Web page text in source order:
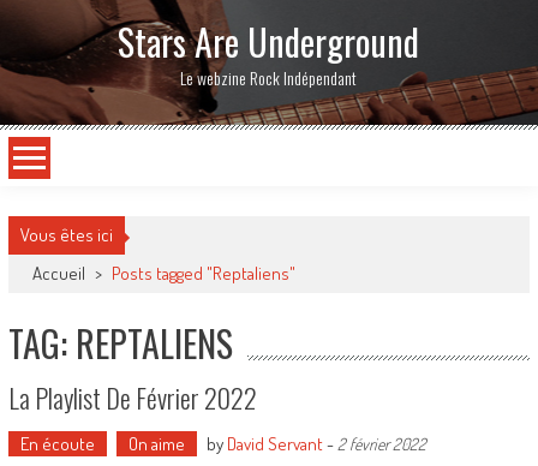
Stars Are Underground
Le webzine Rock Indépendant
Vous êtes ici
Accueil > Posts tagged "Reptaliens"
TAG: REPTALIENS
La Playlist De Février 2022
En écoute On aime by David Servant- 2 février 2022